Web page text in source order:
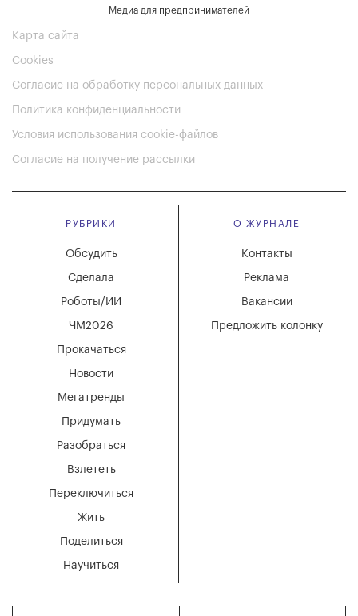
Медиа для предпринимателей
Карта сайта
Cookies
Согласие на обработку персональных данных
Политика конфиденциальности
Условия использования cookie-файлов
Согласие на получение рассылки
РУБРИКИ
Мегатренды
Придумать
Разобраться
Взлететь
Новости
Переключиться
Жить
Поделиться
Научиться
Обсудить
Сделала
Роботы/ИИ
ЧМ2026
Прокачаться
О ЖУРНАЛЕ
Вакансии
Реклама
Контакты
Предложить колонку